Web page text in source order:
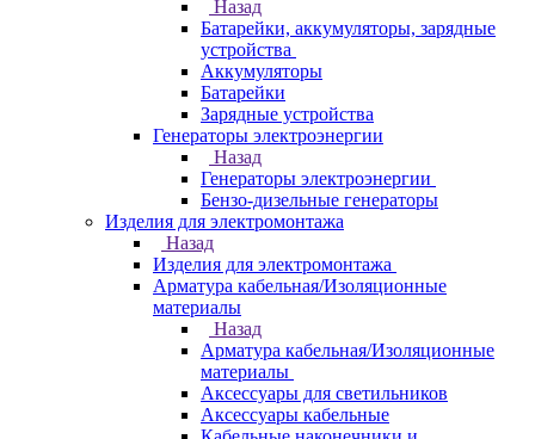
Назад
Батарейки, аккумуляторы, зарядные
устройства
Аккумуляторы
Батарейки
Зарядные устройства
Генераторы электроэнергии
Назад
Генераторы электроэнергии
Бензо-дизельные генераторы
Изделия для электромонтажа
Назад
Изделия для электромонтажа
Арматура кабельная/Изоляционные
материалы
Назад
Арматура кабельная/Изоляционные
материалы
Аксессуары для светильников
Аксессуары кабельные